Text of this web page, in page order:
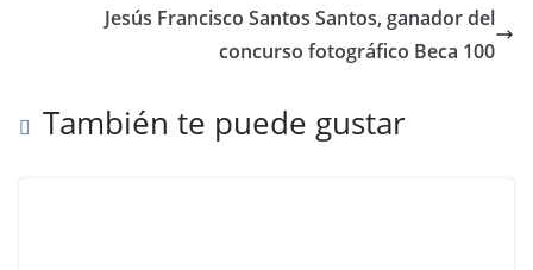
Jesús Francisco Santos Santos, ganador del
concurso fotográfico Beca 100
También te puede gustar